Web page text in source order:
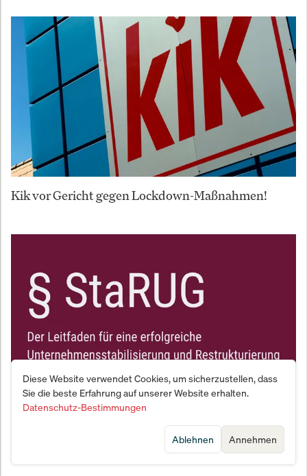
Kik vor Gericht gegen Lockdown-Maßnahmen!
Revolution in der Unternehmenssanierung?
StaRUG kämpft um Akzeptanz
Diese Website verwendet Cookies, um sicherzustellen, dass
Sie die beste Erfahrung auf unserer Website erhalten.
Datenschutz-Bestimmungen
Annehmen
Ablehnen